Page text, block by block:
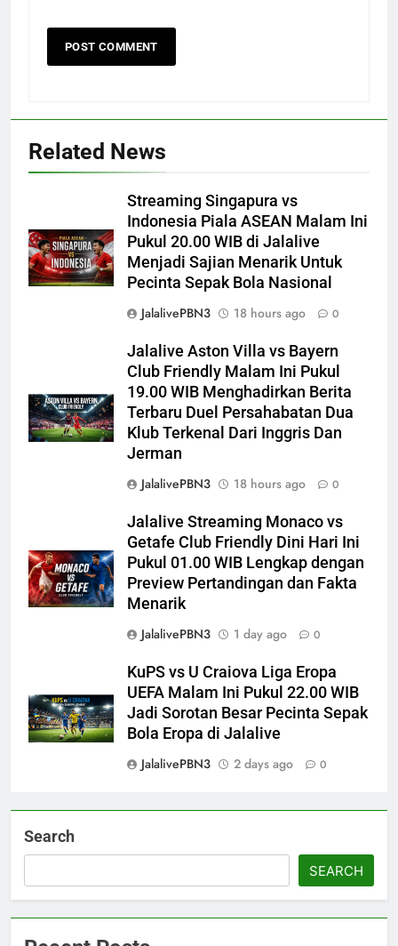
Related News
Streaming Singapura vs
Indonesia Piala ASEAN Malam Ini
Pukul 20.00 WIB di Jalalive
Menjadi Sajian Menarik Untuk
Pecinta Sepak Bola Nasional
JalalivePBN3
18 hours ago 0
Jalalive Aston Villa vs Bayern
Club Friendly Malam Ini Pukul
19.00 WIB Menghadirkan Berita
Terbaru Duel Persahabatan Dua
Klub Terkenal Dari Inggris Dan
Jerman
JalalivePBN3
18 hours ago 0
Jalalive Streaming Monaco vs
Getafe Club Friendly Dini Hari Ini
Pukul 01.00 WIB Lengkap dengan
Preview Pertandingan dan Fakta
Menarik
JalalivePBN3
1 day ago 0
KuPS vs U Craiova Liga Eropa
UEFA Malam Ini Pukul 22.00 WIB
Jadi Sorotan Besar Pecinta Sepak
Bola Eropa di Jalalive
JalalivePBN3
2 days ago 0
Search
SEARCH